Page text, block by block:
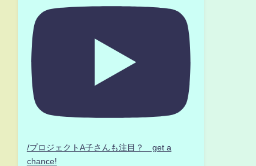
/プロジェクトA子さんも注目？ get a
chance!